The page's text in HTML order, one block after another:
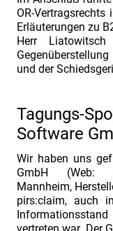
OR-
Erläuterungen zu
Herr
und der
Tagungs-
Software
Wir haben uns
GmbH (Web:
Mannheim,
pirs:claim, auch
vertreten war. Der
Wissen
Vertrauen